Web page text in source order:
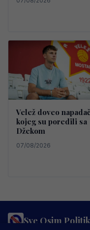
Velež doveo
kojeg su poredili sa
Džekom
07/08/2026
Sve Osim